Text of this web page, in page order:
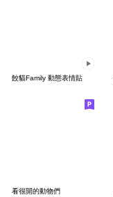
餃貓Family 動態表情貼
看很開的動物們